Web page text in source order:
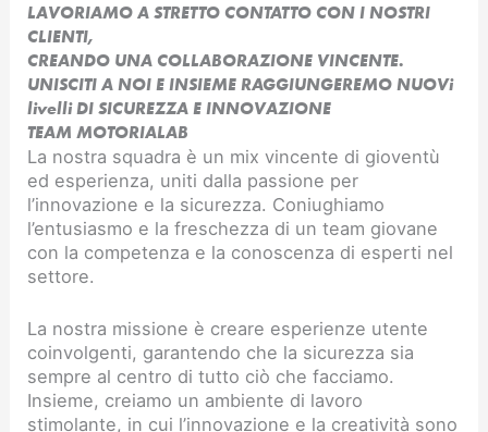
LAVORIAMO A STRETTO CONTATTO CON I NOSTRI
CLIENTI,
CREANDO UNA COLLABORAZIONE VINCENTE.
UNISCITI A NOI E INSIEME RAGGIUNGEREMO NUOVi
livelli DI SICUREZZA E INNOVAZIONE​
TEAM MOTORIALAB
La nostra squadra è un mix vincente di gioventù
ed esperienza, uniti dalla passione per
l’innovazione e la sicurezza. Coniughiamo
l’entusiasmo e la freschezza di un team giovane
con la competenza e la conoscenza di esperti nel
settore.
La nostra missione è creare esperienze utente
coinvolgenti, garantendo che la sicurezza sia
sempre al centro di tutto ciò che facciamo.
Insieme, creiamo un ambiente di lavoro
stimolante, in cui l’innovazione e la creatività sono